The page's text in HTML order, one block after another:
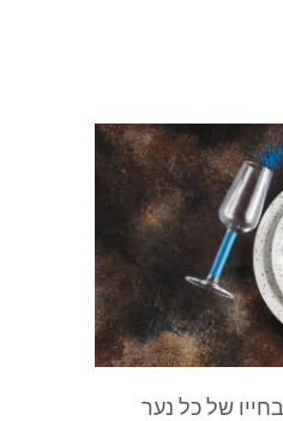
של כל נער